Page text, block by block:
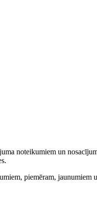
noteikumiem un
piemēram, jaunumiem